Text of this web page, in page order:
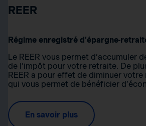
REER
Régime enregistré d’épargne-
Le REER vous permet d’accumuler
de l’impôt pour votre retraite. De
REER a pour effet de diminuer votre
qui vous permet de bénéficier
En savoir plus